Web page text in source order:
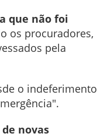
que não foi
os procuradores,
pela
o indeferimento
novas